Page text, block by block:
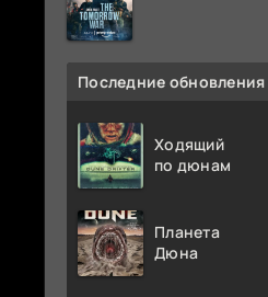
Последние обновления
Ходящий
по дюнам
Планета
Дюна